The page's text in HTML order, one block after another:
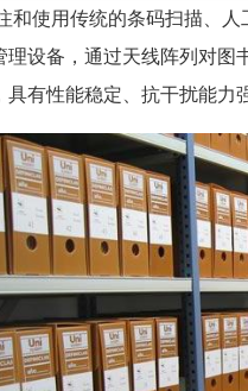
使用传统的条码扫描、
理设备，通过天线阵列对
有性能稳定、抗干扰能力